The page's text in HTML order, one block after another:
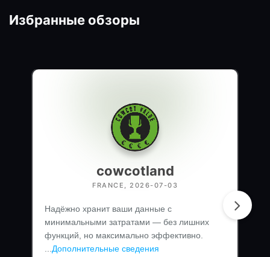
Избранные обзоры
cowcotland
FRANCE, 2026-07-03
Надёжно хранит ваши данные с
минимальными затратами — без лишних
функций, но максимально эффективно.
Дополнительные сведения